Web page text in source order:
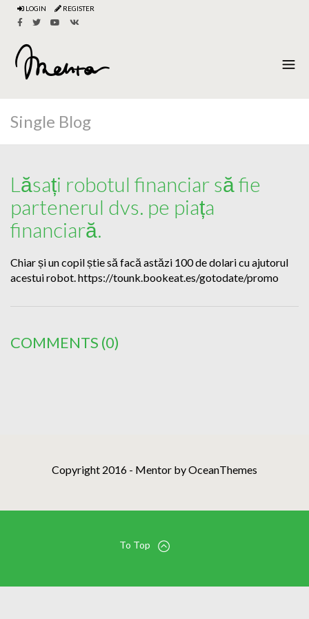
LOGIN REGISTER
Single Blog
Lăsați robotul financiar să fie
partenerul dvs. pe piața
financiară.
Chiar și un copil știe să facă astăzi 100 de dolari cu ajutorul
acestui robot. https://tounk.bookeat.es/gotodate/promo
COMMENTS (0)
Copyright 2016 - Mentor by OceanThemes
To Top